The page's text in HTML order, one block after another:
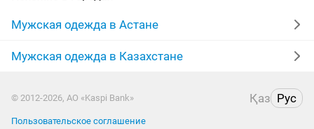
кофты брюки мужские
костюмы нового nike новые турция
свитер мужской zara
Мужская одежда в Астане
Мужская одежда в Казахстане
© 2012-2026, АО «Kaspi Bank» Қаз Рус
Пользовательское соглашение